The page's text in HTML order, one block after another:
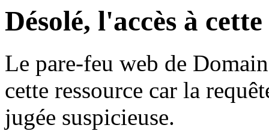
Désolé, l'accès à
Le pare-feu web de
cette ressource car la
jugée suspicieuse.